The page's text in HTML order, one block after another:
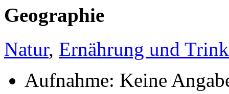
Geographie
Natur, Ernährung und
Aufnahme: Keine